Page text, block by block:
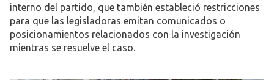
interno del partido, que también estableció restricciones
para que las legisladoras emitan comunicados o
posicionamientos relacionados con la investigación
mientras se resuelve el caso.